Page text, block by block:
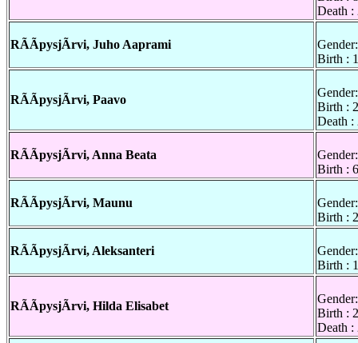
Death :
RÃÃpysjÃrvi, Juho Aaprami
Birth :
RÃÃpysjÃrvi, Paavo
Birth :
Death :
RÃÃpysjÃrvi, Anna Beata
Birth :
RÃÃpysjÃrvi, Maunu
Birth :
RÃÃpysjÃrvi, Aleksanteri
Birth :
RÃÃpysjÃrvi, Hilda Elisabet
Birth :
Death :